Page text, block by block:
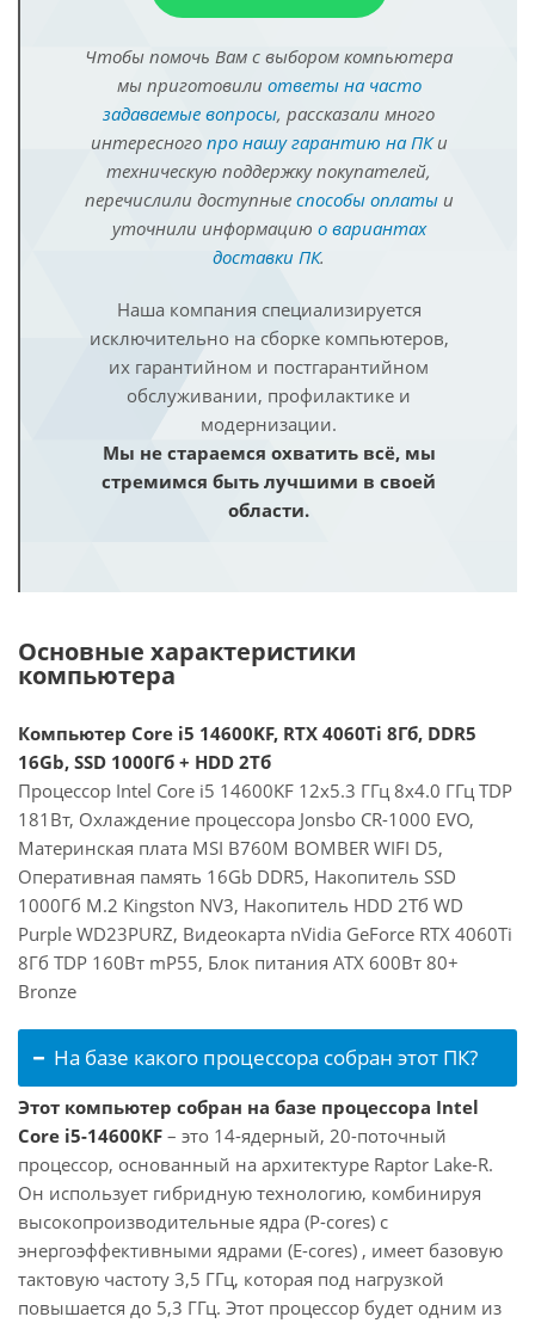
Чтобы помочь Вам с выбором компьютера
мы приготовили ответы на часто
задаваемые вопросы, рассказали много
интересного про нашу гарантию на ПКи
техническую поддержку покупателей,
перечислили доступные способы оплатыи
уточнили информацию о вариантах
доставки ПК.
Наша компания специализируется
исключительно на сборке компьютеров,
их гарантийном и постгарантийном
обслуживании, профилактике и
модернизации.
Мы не стараемся охватить всё, мы
стремимся быть лучшими в своей
области.
Основные характеристики
компьютера
Компьютер Core i5 14600KF, RTX 4060Ti 8Гб, DDR5
16Gb, SSD 1000Гб + HDD 2Тб
Процессор Intel Core i5 14600KF 12x5.3 ГГц 8x4.0 ГГц TDP
181Вт, Охлаждение процессора Jonsbo CR-1000 EVO,
Материнская плата MSI B760M BOMBER WIFI D5,
Оперативная память 16Gb DDR5, Накопитель SSD
1000Гб M.2 Kingston NV3, Накопитель HDD 2Тб WD
Purple WD23PURZ, Видеокарта nVidia GeForce RTX 4060Ti
8Гб TDP 160Вт mP55, Блок питания ATX 600Вт 80+
Bronze
На базе какого процессора собран этот ПК?
Этот компьютер собран на базе процессора Intel
Core i5-14600KF – это 14-ядерный, 20-поточный
процессор, основанный на архитектуре Raptor Lake-R.
Он использует гибридную технологию, комбинируя
высокопроизводительные ядра (P-cores) с
энергоэффективными ядрами (E-cores) , имеет базовую
тактовую частоту 3,5 ГГц, которая под нагрузкой
повышается до 5,3 ГГц. Этот процессор будет одним из